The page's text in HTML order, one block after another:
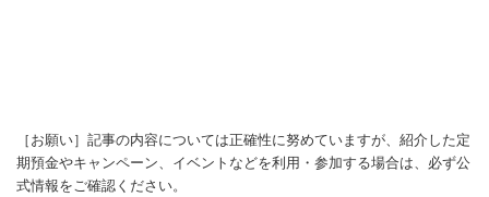
［お願い］記事の内容については正確性に努めていますが、紹介した定
期預金やキャンペーン、イベントなどを利用・参加する場合は、必ず公
式情報をご確認ください。